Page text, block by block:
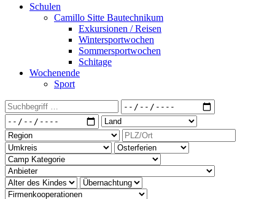
Schulen
Camillo Sitte Bautechnikum
Exkursionen / Reisen
Wintersportwochen
Sommersportwochen
Schitage
Wochenende
Sport